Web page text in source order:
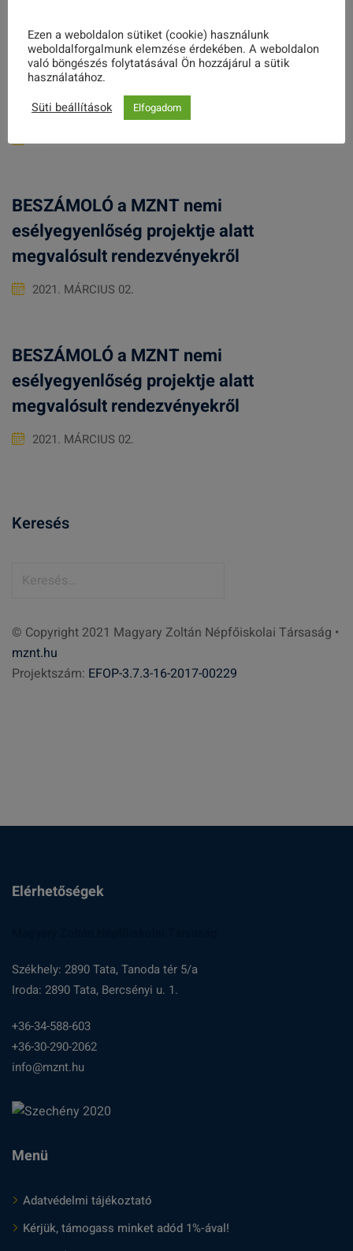
Magyary „Értékes” Műhely – a kreatív
lokálpatrióták köre
2023. OKTÓBER 25.
BESZÁMOLÓ a MZNT nemi
esélyegyenlőség projektje alatt
megvalósult rendezvényekről
2021. MÁRCIUS 02.
BESZÁMOLÓ a MZNT nemi
esélyegyenlőség projektje alatt
megvalósult rendezvényekről
2021. MÁRCIUS 02.
Keresés
e
s
é
© Copyright 2021 Magyary Zoltán Népfőiskolai Társaság •
mznt.hu
Projektszám: EFOP-3.7.3-16-2017-00229
Elérhetőségek
Székhely: 2890 Tata, Tanoda tér 5/a
Iroda: 2890 Tata, Bercsényi u. 1.
+36-34-588-603
+36-30-290-2062
info@mznt.hu
Menü
Adatvédelmi tájékoztató
Kérjük, támogass minket adód 1%-ával!
Ezen a weboldalon sütiket (cookie) használunk
weboldalforgalmunk elemzése érdekében. A weboldalon
való böngészés folytatásával Ön hozzájárul a sütik
használatához.
Süti beállítások
Elfogadom